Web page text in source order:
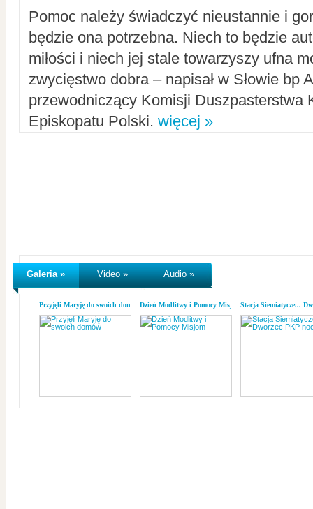
Pomoc należy świadczyć nieustannie i
będzie ona potrzebna. Niech to będzie
miłości i niech jej stale towarzyszy ufna
zwycięstwo dobra – napisał w Słowie bp
przewodniczący Komisji Duszpasterstwa
Episkopatu Polski. więcej »
Galeria » Video » Audio »
Przyjęli Maryję do swoich domówDzień Modlitwy i Pomocy MisjomStacja Siemiatycze...